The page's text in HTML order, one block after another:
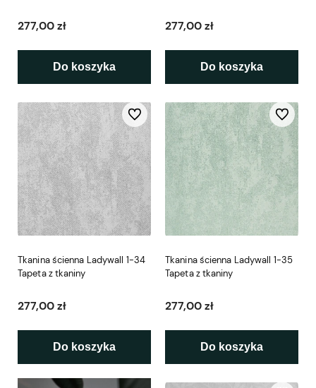
277,00 zł
Do koszyka
277,00 zł
Do koszyka
Tkanina ścienna Ladywall 1-34
Tapeta z tkaniny
277,00 zł
Do koszyka
Do ulubionych
Tkanina ścienna Ladywall 1-35
Tapeta z tkaniny
277,00 zł
Do koszyka
Do